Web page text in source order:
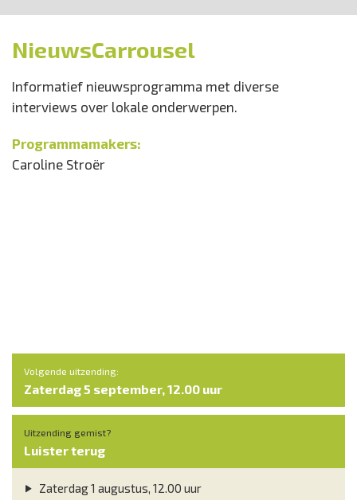
NieuwsCarrousel
Informatief nieuwsprogramma met diverse
interviews over lokale onderwerpen.
Programmamakers:
Caroline Stroër
Volgende uitzending:
Zaterdag 5 september, 12.00 uur
Uitzending gemist?
Luister terug
Zaterdag 1 augustus, 12.00 uur